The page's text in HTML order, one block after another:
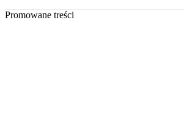
Promowane treści